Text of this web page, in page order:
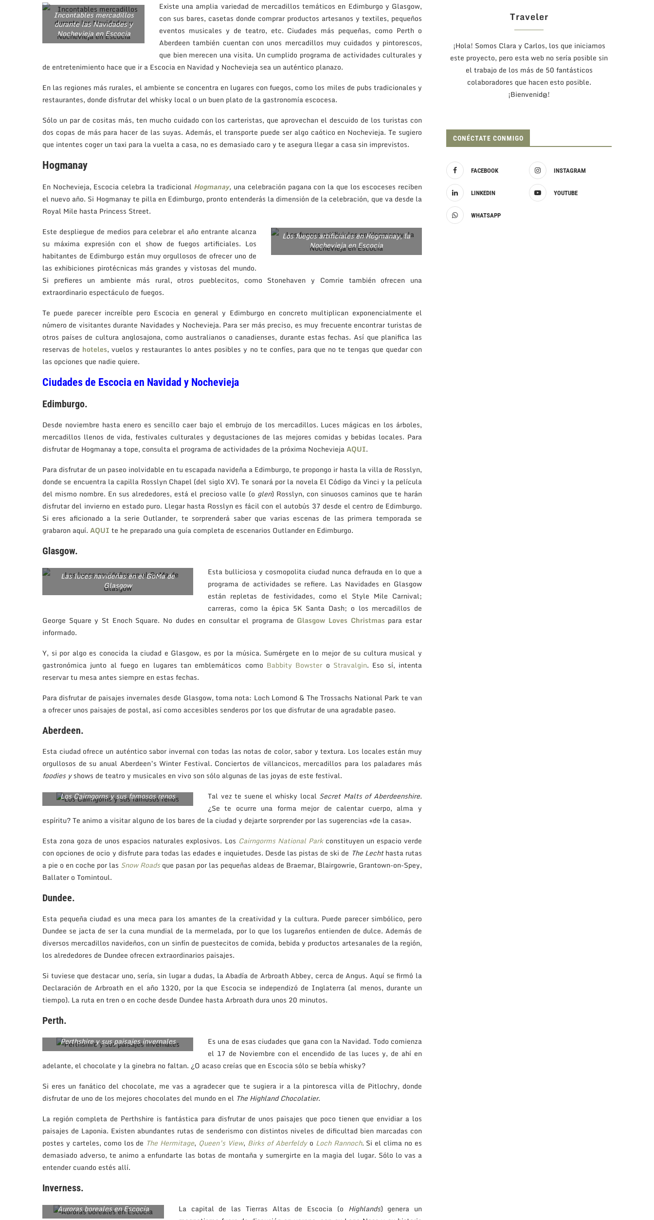
Incontables mercadillos
durante las Navidades y
Nochevieja en Escocia
Existe una amplia variedad de mercadillos temáticos en Edimburgo y Glasgow,
con sus bares, casetas donde comprar productos artesanos y textiles, pequeños
eventos musicales y de teatro, etc. Ciudades más pequeñas, como Perth o
Aberdeen también cuentan con unos mercadillos muy cuidados y pintorescos,
que bien merecen una visita. Un cumplido programa de actividades culturales y
de entretenimiento hace que ir a Escocia en Navidad y Nochevieja sea un auténtico planazo.
En las regiones más rurales, el ambiente se concentra en lugares con fuegos, como los miles de pubs tradicionales y
restaurantes, donde disfrutar del whisky local o un buen plato de la gastronomía escocesa.
Sólo un par de cositas más, ten mucho cuidado con los carteristas, que aprovechan el descuido de los turistas con
dos copas de más para hacer de las suyas. Además, el transporte puede ser algo caótico en Nochevieja. Te sugiero
que intentes coger un taxi para la vuelta a casa, no es demasiado caro y te asegura llegar a casa sin imprevistos.
Hogmanay
En Nochevieja, Escocia celebra la tradicional Hogmanay, una celebración pagana con la que los escoceses reciben
el nuevo año. Si Hogmanay te pilla en Edimburgo, pronto entenderás la dimensión de la celebración, que va desde la
Royal Mile hasta Princess Street.
Los fuegos artificiales en Hogmanay, la
Nochevieja en Escocia
Este despliegue de medios para celebrar el año entrante alcanza
su máxima expresión con el show de fuegos artificiales. Los
habitantes de Edimburgo están muy orgullosos de ofrecer uno de
las exhibiciones pirotécnicas más grandes y vistosas del mundo.
Si prefieres un ambiente más rural, otros pueblecitos, como Stonehaven y Comrie también ofrecen una
extraordinario espectáculo de fuegos.
Te puede parecer increíble pero Escocia en general y Edimburgo en concreto multiplican exponencialmente el
número de visitantes durante Navidades y Nochevieja. Para ser más preciso, es muy frecuente encontrar turistas de
otros países de cultura anglosajona, como australianos o canadienses, durante estas fechas. Así que planifica las
reservas de hoteles, vuelos y restaurantes lo antes posibles y no te confíes, para que no te tengas que quedar con
las opciones que nadie quiere.
Ciudades de Escocia en Navidad y Nochevieja
Edimburgo.
Desde noviembre hasta enero es sencillo caer bajo el embrujo de los mercadillos. Luces mágicas en los árboles,
mercadillos llenos de vida, festivales culturales y degustaciones de las mejores comidas y bebidas locales. Para
disfrutar de Hogmanay a tope, consulta el programa de actividades de la próxima NocheviejaAQUI.
Para disfrutar de un paseo inolvidable en tu escapada navideña a Edimburgo, te propongo ir hasta la villa de Rosslyn,
donde se encuentra la capilla Rosslyn Chapel (del siglo XV). Te sonará por la novela El Código da Vinci y la película
del mismo nombre. En sus alrededores, está el precioso valle (o glen) Rosslyn, con sinuosos caminos que te harán
disfrutar del invierno en estado puro. Llegar hasta Rosslyn es fácil con el autobús 37 desde el centro de Edimburgo.
Si eres aficionado a la serie Outlander, te sorprenderá saber que varias escenas de las primera temporada se
grabaron aquí. AQUI te he preparado una guía completa de escenarios Outlander en Edimburgo.
Glasgow.
Las luces navideñas en el GoMa de
Glasgow
Esta bulliciosa y cosmopolita ciudad nunca defrauda en lo que a
programa de actividades se refiere. Las Navidades en Glasgow
están repletas de festividades, como el Style Mile Carnival;
carreras, como la épica 5K Santa Dash; o los mercadillos de
George Square y St Enoch Square. No dudes en consultar el programa de Glasgow Loves Christmaspara estar
informado.
Y, si por algo es conocida la ciudad e Glasgow, es por la música. Sumérgete en lo mejor de su cultura musical y
gastronómica junto al fuego en lugares tan emblemáticos como Babbity Bowster o Stravalgin. Eso sí, intenta
reservar tu mesa antes siempre en estas fechas.
Para disfrutar de paisajes invernales desde Glasgow, toma nota: Loch Lomond & The Trossachs National Park te van
a ofrecer unos paisajes de postal, así como accesibles senderos por los que disfrutar de una agradable paseo.
Aberdeen.
Esta ciudad ofrece un auténtico sabor invernal con todas las notas de color, sabor y textura. Los locales están muy
orgullosos de su anual Aberdeen’s Winter Festival. Conciertos de villancicos, mercadillos para los paladares más
foodies yshows de teatro y musicales en vivo son sólo algunas de las joyas de este festival.
Los Cairngorns y sus famosos renos
Tal vez te suene el whisky local Secret Malts of Aberdeenshire.
¿Se te ocurre una forma mejor de calentar cuerpo, alma y
espíritu? Te animo a visitar alguno de los bares de la ciudad y dejarte sorprender por las sugerencias «de la casa».
Esta zona goza de unos espacios naturales explosivos. Los Cairngorms National Parkconstituyen un espacio verde
con opciones de ocio y disfrute para todas las edades e inquietudes. Desde las pistas de ski de The Lechthasta rutas
a pie o en coche por las Snow Roadsque pasan por las pequeñas aldeas de Braemar, Blairgowrie, Grantown-on-Spey,
Ballater o Tomintoul.
Dundee.
Esta pequeña ciudad es una meca para los amantes de la creatividad y la cultura. Puede parecer simbólico, pero
Dundee se jacta de ser la cuna mundial de la mermelada, por lo que los lugareños entienden de dulce. Además de
diversos mercadillos navideños, con un sinfín de puestecitos de comida, bebida y productos artesanales de la región,
los alrededores de Dundee ofrecen extraordinarios paisajes.
Si tuviese que destacar uno, sería, sin lugar a dudas, la Abadía de Arbroath Abbey, cerca de Angus. Aquí se firmó la
Declaración de Arbroath en el año 1320, por la que Escocia se independizó de Inglaterra (al menos, durante un
tiempo). La ruta en tren o en coche desde Dundee hasta Arbroath dura unos 20 minutos.
Perth.
Perthshire y sus paisajes invernales
Es una de esas ciudades que gana con la Navidad. Todo comienza
el 17 de Noviembre con el encendido de las luces y, de ahí en
adelante, el chocolate y la ginebra no faltan. ¿O acaso creías que en Escocia sólo se bebía whisky?
Si eres un fanático del chocolate, me vas a agradecer que te sugiera ir a la pintoresca villa de Pitlochry, donde
disfrutar de uno de los mejores chocolates del mundo en el The Highland Chocolatier.
La región completa de Perthshire is fantástica para disfrutar de unos paisajes que poco tienen que envidiar a los
paisajes de Laponia. Existen abundantes rutas de senderismo con distintos niveles de dificultad bien marcadas con
postes y carteles, como los de The Hermitage, Queen’s View, Birks of Aberfeldyo Loch Rannoch. Si el clima no es
demasiado adverso, te animo a enfundarte las botas de montaña y sumergirte en la magia del lugar. Sólo lo vas a
entender cuando estés allí.
Inverness.
Auroras boreales en Escocia La capital de las Tierras Altas de Escocia (o Highlands) genera un
Traveler
¡Hola! Somos Clara y Carlos, los que iniciamos
este proyecto, pero esta web no sería posible sin
el trabajo de los más de 50 fantásticos
colaboradores que hacen esto posible.
¡Bienvenid@!
CONÉCTATE CONMIGO
FACEBOOK INSTAGRAM
LINKEDIN YOUTUBE
WHATSAPP